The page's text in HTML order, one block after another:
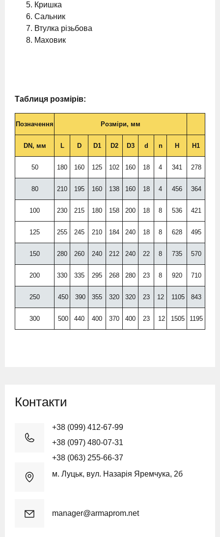
Кришка
Сальник
Втулка різьбова
Маховик
Таблиця розмірів:
Позначення Розміри, мм
DN, мм L D D1 D2 D3 d n H H1
50 180 160 125 102 160 18 4 341 278
80 210 195 160 138 160 18 4 456 364
100 230 215 180 158 200 18 8 536 421
125 255 245 210 184 240 18 8 628 495
150 280 260 240 212 240 22 8 735 570
200 330 335 295 268 280 23 8 920 710
250 450 390 355 320 320 23 12 1105 843
300 500 440 400 370 400 23 12 1505 1195
Контакти
+38 (099) 412-67-99
+38 (097) 480-07-31
+38 (063) 255-66-37
м. Луцьк, вул. Назарія Яремчука, 2б
manager@armaprom.net